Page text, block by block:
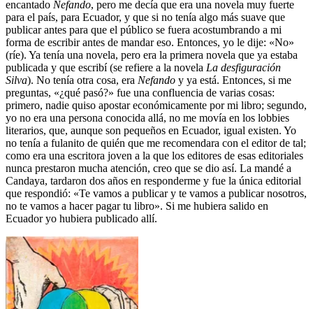
encantado Nefando, pero me decía que era una novela muy fuerte
para el país, para Ecuador, y que si no tenía algo más suave que
publicar antes para que el público se fuera acostumbrando a mi
forma de escribir antes de mandar eso. Entonces, yo le dije: «No»
(ríe). Ya tenía una novela, pero era la primera novela que ya estaba
publicada y que escribí (se refiere a la novela La desfiguración
Silva). No tenía otra cosa, era Nefando y ya está. Entonces, si me
preguntas, «¿qué pasó?» fue una confluencia de varias cosas:
primero, nadie quiso apostar económicamente por mi libro; segundo,
yo no era una persona conocida allá, no me movía en los lobbies
literarios, que, aunque son pequeños en Ecuador, igual existen. Yo
no tenía a fulanito de quién que me recomendara con el editor de tal;
como era una escritora joven a la que los editores de esas editoriales
nunca prestaron mucha atención, creo que se dio así. La mandé a
Candaya, tardaron dos años en responderme y fue la única editorial
que respondió: «Te vamos a publicar y te vamos a publicar nosotros,
no te vamos a hacer pagar tu libro». Si me hubiera salido en
Ecuador yo hubiera publicado allí.